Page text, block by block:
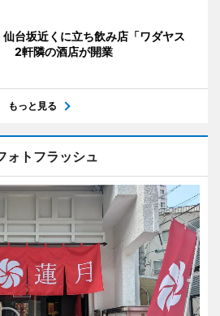
仙台坂近くに立ち飲み店「ワダヤス
2軒隣の酒店が開業
もっと見る
ォトフラッシュ